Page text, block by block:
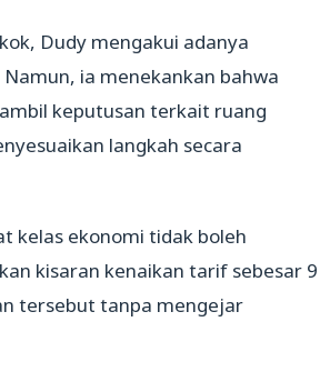
Dudy mengakui adanya
ia menekankan bahwa
keputusan terkait ruang
langkah secara
kelas ekonomi tidak boleh
kisaran kenaikan tarif sebesar 9
tersebut tanpa mengejar